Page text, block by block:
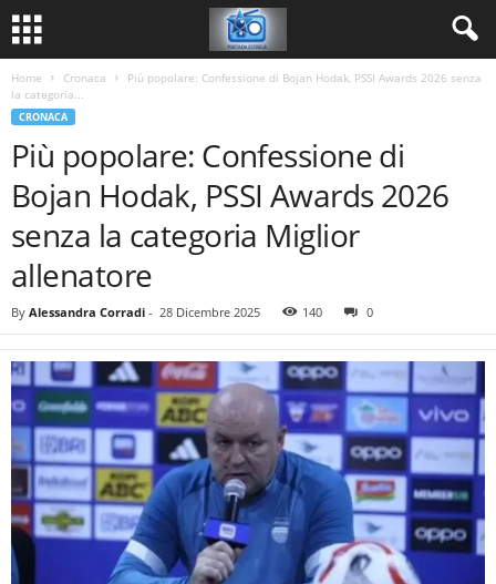
Home Cronaca
Più popolare: Confessione di Bojan Hodak, PSSI Awards 2026 senza
la categoria...
CRONACA
Più popolare: Confessione di
Bojan Hodak, PSSI Awards 2026
senza la categoria Miglior
allenatore
By Alessandra Corradi - 28 Dicembre 2025 140 0